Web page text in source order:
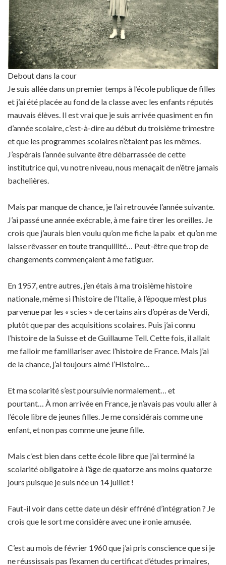
Debout dans la cour
Je suis allée dans un premier temps à l’école publique de filles
et j’ai été placée au fond de la classe avec les enfants réputés
mauvais élèves. Il est vrai que je suis arrivée quasiment en fin
d’année scolaire, c’est-à-dire au début du troisième trimestre
et que les programmes scolaires n’étaient pas les mêmes.
J’espérais l’année suivante être débarrassée de cette
institutrice qui, vu notre niveau, nous menaçait de n’être jamais
bachelières.
Mais par manque de chance, je l’ai retrouvée l’année suivante.
J’ai passé une année exécrable, à me faire tirer les oreilles. Je
crois que j’aurais bien voulu qu’on me fiche la paix et qu’on me
laisse rêvasser en toute tranquillité… Peut-être que trop de
changements commençaient à me fatiguer.
En 1957, entre autres, j’en étais à ma troisième histoire
nationale, même si l’histoire de l’Italie, à l’époque m’est plus
parvenue par les « scies » de certains airs d’opéras de Verdi,
plutôt que par des acquisitions scolaires. Puis j’ai connu
l’histoire de la Suisse et de Guillaume Tell. Cette fois, il allait
me falloir me familiariser avec l’histoire de France. Mais j’ai
de la chance, j’ai toujours aimé l’Histoire…
Et ma scolarité s’est poursuivie normalement… et
pourtant… À mon arrivée en France, je n’avais pas voulu aller à
l’école libre de jeunes filles. Je me considérais comme une
enfant, et non pas comme une jeune fille.
Mais c’est bien dans cette école libre que j’ai terminé la
scolarité obligatoire à l’âge de quatorze ans moins quatorze
jours puisque je suis née un 14 juillet !
Faut-il voir dans cette date un désir effréné d’intégration ? Je
crois que le sort me considère avec une ironie amusée.
C’est au mois de février 1960 que j’ai pris conscience que si je
ne réussissais pas l’examen du certificat d’études primaires,